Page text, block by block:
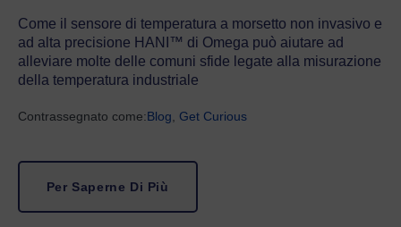
Come il sensore di temperatura a morsetto non invasivo e
ad alta precisione HANI™ di Omega può aiutare ad
alleviare molte delle comuni sfide legate alla misurazione
della temperatura industriale
Contrassegnato come:Blog Get Curious
Per Saperne Di Più